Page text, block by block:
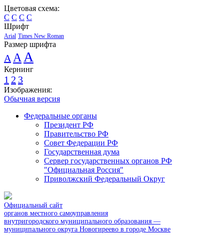
Цветовая схема:
C C C C
Шрифт
Arial Times New Roman
Размер шрифта
A A A
Кернинг
1 2 3
Изображения:
Обычная версия
Федеральные органы
Президент РФ
Правительство РФ
Совет Федерации РФ
Государственная дума
Сервер государственных органов РФ
"Официальная Россия"
Приволжский Федеральный Округ
Официальный сайт
органов местного самоуправления
внутригородского муниципального образования —
муниципального округа Новогиреево в городе Москве